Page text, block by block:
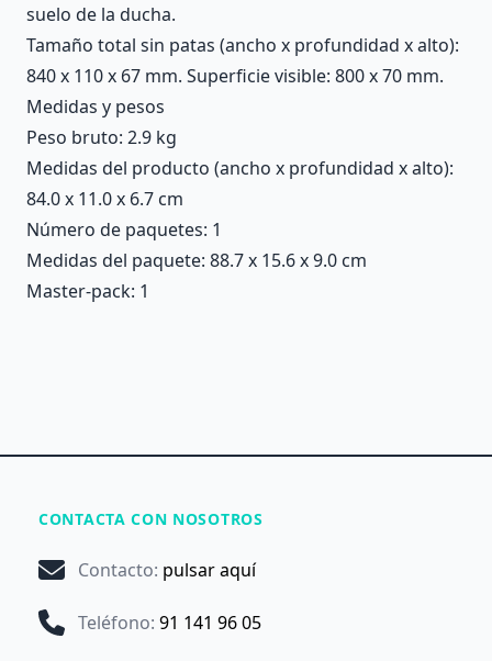
suelo de la ducha.
Tamaño total sin patas (ancho x profundidad x alto):
840 x 110 x 67 mm. Superficie visible: 800 x 70 mm.
Medidas y pesos
Peso bruto: 2.9 kg
Medidas del producto (ancho x profundidad x alto):
84.0 x 11.0 x 6.7 cm
Número de paquetes: 1
Medidas del paquete: 88.7 x 15.6 x 9.0 cm
Master-pack: 1
CONTACTA CON NOSOTROS
Contacto: pulsar aquí
Teléfono: 91 141 96 05